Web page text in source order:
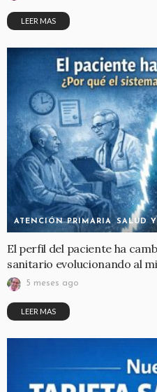
LEER MAS
ATENCIÓN PRIMARIA SALUD
El perfil del paciente ha
sanitario evolucionando al
5 meses ago
LEER MAS